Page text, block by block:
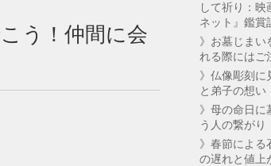
う！仲間に会
して祈り：映
ネット』鑑賞
》お墓じまい
れる際にはご
》仏像彫刻に
と弟子の想い
》母の命日に
う人の繋がり
》春節による
の遅れと値上